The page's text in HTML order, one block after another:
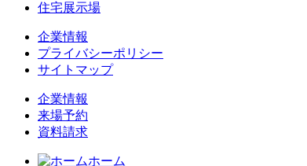
住宅展示場
企業情報
プライバシーポリシー
サイトマップ
企業情報
来場予約
資料請求
ホーム